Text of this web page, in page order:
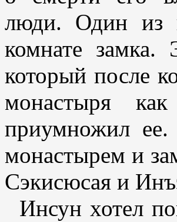
люди. Один из
комнате замка.
который после
монастыря
приумножил
монастырем и
Сэкисюсая и
Инсун хотел